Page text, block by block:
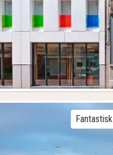
Forrige bilde
Fantastisk